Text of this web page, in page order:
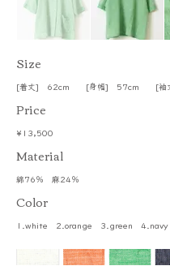
​Size
[着丈] 62cm [身幅] 57cm [袖
Price
¥13,500
​Material
綿76％ 麻24％
Color
1.white 2.orange 3.green